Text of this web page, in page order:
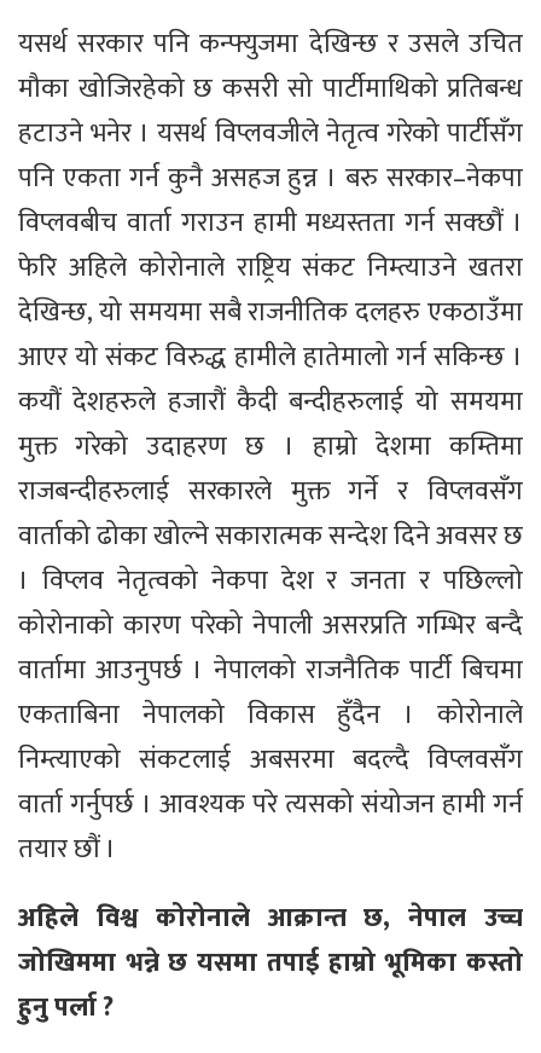
यसर्थ सरकार पनि कन्फ्युजमा देखिन्छ र उसले उचित
मौका खोजिरहेको छ कसरी सो पार्टीमाथिको प्रतिबन्ध
हटाउने भनेर । यसर्थ विप्लवजीले नेतृत्व गरेको पार्टीसँग
पनि एकता गर्न कुनै असहज हुन्न । बरु सरकार–नेकपा
विप्लवबीच वार्ता गराउन हामी मध्यस्तता गर्न सक्छौं ।
फेरि अहिले कोरोनाले राष्ट्रिय संकट निम्त्याउने खतरा
देखिन्छ, यो समयमा सबै राजनीतिक दलहरु एकठाउँमा
आएर यो संकट विरुद्ध हामीले हातेमालो गर्न सकिन्छ ।
कयौं देशहरुले हजारौं कैदी बन्दीहरुलाई यो समयमा
मुक्त गरेको उदाहरण छ । हाम्रो देशमा कम्तिमा
राजबन्दीहरुलाई सरकारले मुक्त गर्ने र विप्लवसँग
वार्ताको ढोका खोल्ने सकारात्मक सन्देश दिने अवसर छ
। विप्लव नेतृत्वको नेकपा देश र जनता र पछिल्लो
कोरोनाको कारण परेको नेपाली असरप्रति गम्भिर बन्दै
वार्तामा आउनुपर्छ । नेपालको राजनैतिक पार्टी बिचमा
एकताबिना नेपालको विकास हुँदैन । कोरोनाले
निम्त्याएको संकटलाई अबसरमा बदल्दै विप्लवसँग
वार्ता गर्नुपर्छ । आवश्यक परे त्यसको संयोजन हामी गर्न
तयार छौं ।
अहिले विश्व कोरोनाले आक्रान्त छ, नेपाल उच्च
जोखिममा भन्ने छ यसमा तपाई हाम्रो भूमिका कस्तो
हुनु पर्ला ?